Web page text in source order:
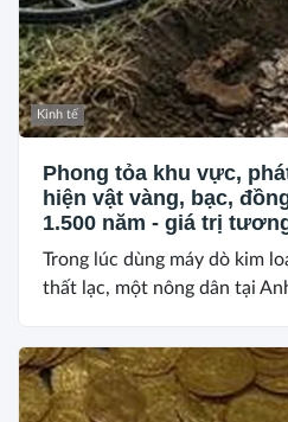
Kinh tế
Phong tỏa khu vực,
hiện vật vàng, bạc,
1.500 năm - giá trị
Trong lúc dùng máy dò kim
thất lạc, một nông dân tại